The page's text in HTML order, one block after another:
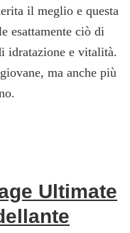
il meglio e questa
esattamente ciò di
idratazione e vitalità.
ma anche più
Ultimate